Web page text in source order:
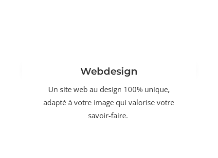
Webdesign
Un site web au design 100% unique,
adapté à votre image qui valorise votre
savoir-faire.